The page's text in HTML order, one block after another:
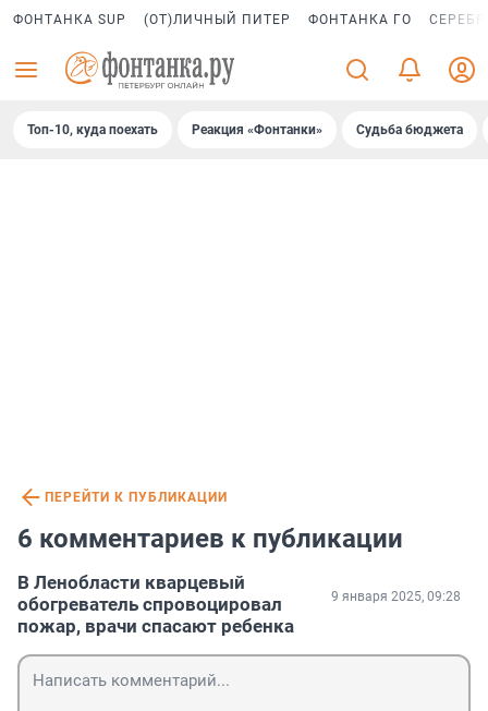
ФОНТАНКА SUP (ОТ)ЛИЧНЫЙ ПИТЕР ФОНТАНКА ГО
Топ-10, куда поехать Реакция «Фонтанки» Судьба бюджета
ПЕРЕЙТИ К ПУБЛИКАЦИИ
6 комментариев к публикации
В Ленобласти кварцевый
обогреватель спровоцировал
пожар, врачи спасают ребенка
9 января 2025, 09:28